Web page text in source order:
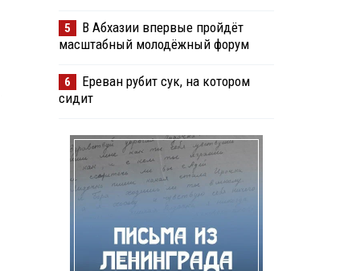
5
В Абхазии впервые пройдёт
масштабный молодёжный форум
6
Ереван рубит сук, на котором
сидит